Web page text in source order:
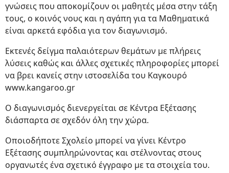
γνώσεις που αποκομίζουν οι μαθητές μέσα στην τάξη
τους, ο κοινός νους και η αγάπη για τα Μαθηματικά
είναι αρκετά εφόδια για τον διαγωνισμό.
Εκτενές δείγμα παλαιότερων θεμάτων με πλήρεις
λύσεις καθώς και άλλες σχετικές πληροφορίες μπορεί
να βρει κανείς στην ιστοσελίδα του Καγκουρό
www.kangaroo.gr
Ο διαγωνισμός διενεργείται σε Κέντρα Εξέτασης
διάσπαρτα σε σχεδόν όλη την χώρα.
Οποιοδήποτε Σχολείο μπορεί να γίνει Κέντρο
Εξέτασης συμπληρώνοντας και στέλνοντας στους
οργανωτές ένα σχετικό έγγραφο με τα στοιχεία του.